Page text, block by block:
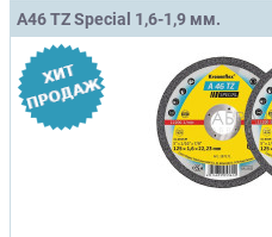
A46 TZ Special 1,6-1,9 мм.